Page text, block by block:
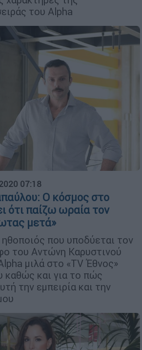
του Alpha
07:18
Ο κόσμος στο
ότι παίζω ωραία τον
μετά»
που υποδύεται τον
του Αντώνη Καρυστινού
μιλά στο «TV Έθνος»
καθώς και για το πώς
την εμπειρία και την